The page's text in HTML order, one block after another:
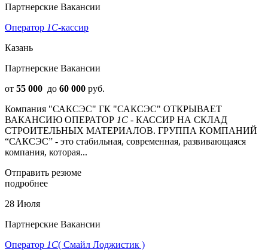
Партнерские Вакансии
Оператор 1С-кассир
Казань
Партнерские Вакансии
от 55 000 до 60 000 руб.
Компания "САКСЭС" ГК "САКСЭС" ОТКРЫВАЕТ
ВАКАНСИЮ ОПЕРАТОР 1С - КАССИР НА СКЛАД
СТРОИТЕЛЬНЫХ МАТЕРИАЛОВ. ГРУППА КОМПАНИЙ
“САКСЭС” - это стабильная, современная, развивающаяся
компания, которая...
Отправить резюме
подробнее
28 Июля
Партнерские Вакансии
Оператор 1С( Смайл Лоджистик )